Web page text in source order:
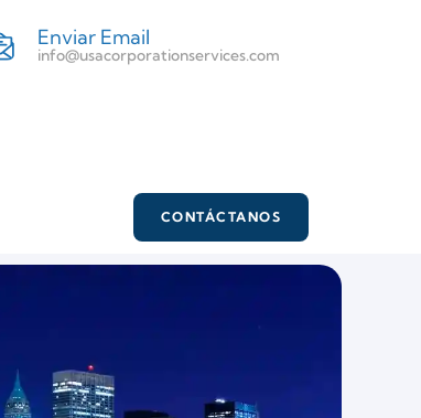
Enviar Email
info@usacorporationservices.com
CONTÁCTANOS